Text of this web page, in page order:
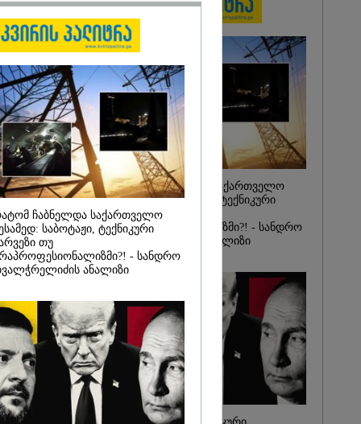
ჩადენილი
5-ჯერ
მათ
არ
- ქეთა
რატომ ჩაბნელდა საქართველო
მესამედ: საბოტაჟი, ტექნიკური
ხარვეზი თუ
არაპროფესიონალიზმი?! - სანდრო
თვალჭრელიძის ანალიზი
ჩაბნელდა საქართველო
საბოტაჟი, ტექნიკური
თუ
- სანდრო
ანალიზი